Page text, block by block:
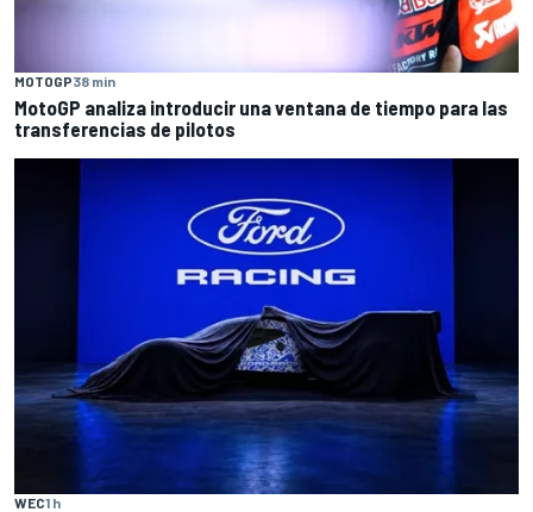
MOTOGP38 min
MotoGP analiza introducir una ventana de tiempo para las
transferencias de pilotos
WEC1 h